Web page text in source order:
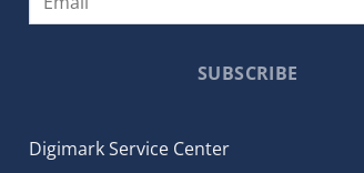
SUBSCRIBE
Digimark Service Center